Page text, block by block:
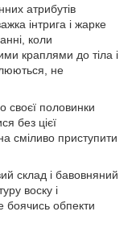
атрибутів
інтрига і жарке
коли
краплями до тіла і
не
своєї половинки
без цієї
сміливо приступити
склад і бавовняний
воску і
боячись обпекти